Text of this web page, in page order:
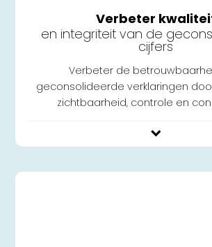
Verbeter
en integriteit van de
cijfers
Verbeter de
geconsolideerde verklaringen
zichtbaarheid, controle en